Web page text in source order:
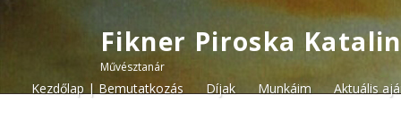
Fikner Piroska Katalin
Művésztanár
Kezdőlap | Bemutatkozás Díjak Munkáim Aktuális